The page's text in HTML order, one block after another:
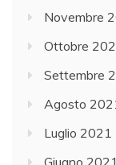
Novembre
Ottobre
Settembre
Agosto
Luglio 2021